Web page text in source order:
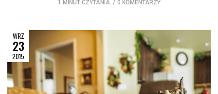
1 MINUT CZYTANIA 0 KOMENTARZY
WRZ
23
2015